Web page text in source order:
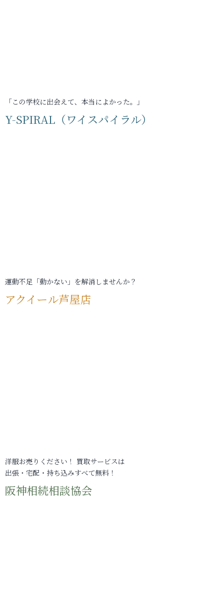
「この学校に出会えて、本当によかった。」
Y-SPIRAL（ワイスパイラル）
運動不足「動かない」を解消しませんか？
アクイール芦屋店
洋服お売りください！ 買取サービスは
出張・宅配・持ち込みすべて無料！
阪神相続相談協会